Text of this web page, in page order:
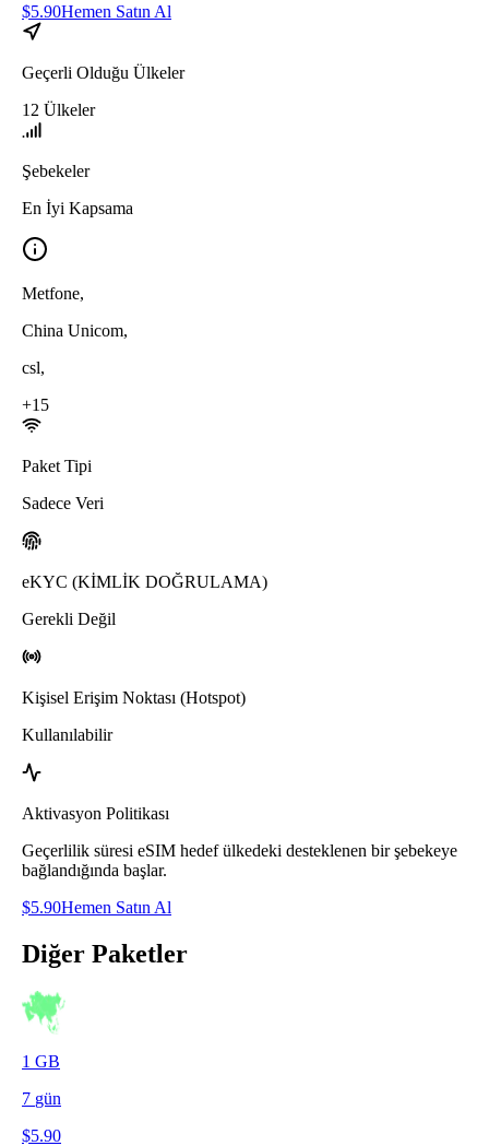
$5.90Hemen Satın Al
Geçerli Olduğu Ülkeler
12 Ülkeler
Şebekeler
En İyi Kapsama
Metfone,
China Unicom,
csl,
+15
Paket Tipi
Sadece Veri
eKYC (KİMLİK DOĞRULAMA)
Gerekli Değil
Kişisel Erişim Noktası (Hotspot)
Kullanılabilir
Aktivasyon Politikası
Geçerlilik süresi eSIM hedef ülkedeki desteklenen bir şebekeye
bağlandığında başlar.
$5.90Hemen Satın Al
Diğer Paketler
1 GB
7 gün
$5.90